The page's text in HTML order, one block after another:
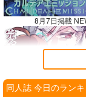
8月7日掲載
8月6日掲載
同人誌 今日のラン